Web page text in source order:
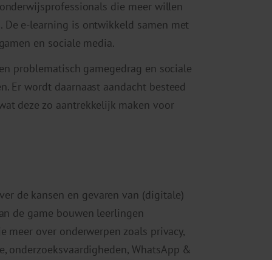
die meer willen
De e-learning is ontwikkeld samen met
en sociale media.
problematisch gamegedrag en sociale
Er wordt daarnaast aandacht besteed
deze zo aantrekkelijk maken voor
de kansen en gevaren van (digitale)
de game bouwen leerlingen
meer over onderwerpen zoals privacy,
onderzoeksvaardigheden, WhatsApp &